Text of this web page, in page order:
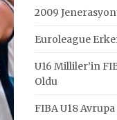
2009
Euroleague
U16 Milliler’in
Oldu
FIBA U18